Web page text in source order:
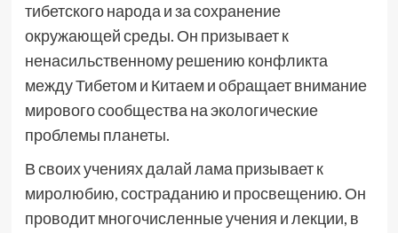
тибетского народа и за сохранение
окружающей среды. Он призывает к
ненасильственному решению конфликта
между Тибетом и Китаем и обращает внимание
мирового сообщества на экологические
проблемы планеты.
В своих учениях далай лама призывает к
миролюбию, состраданию и просвещению. Он
проводит многочисленные учения и лекции, в